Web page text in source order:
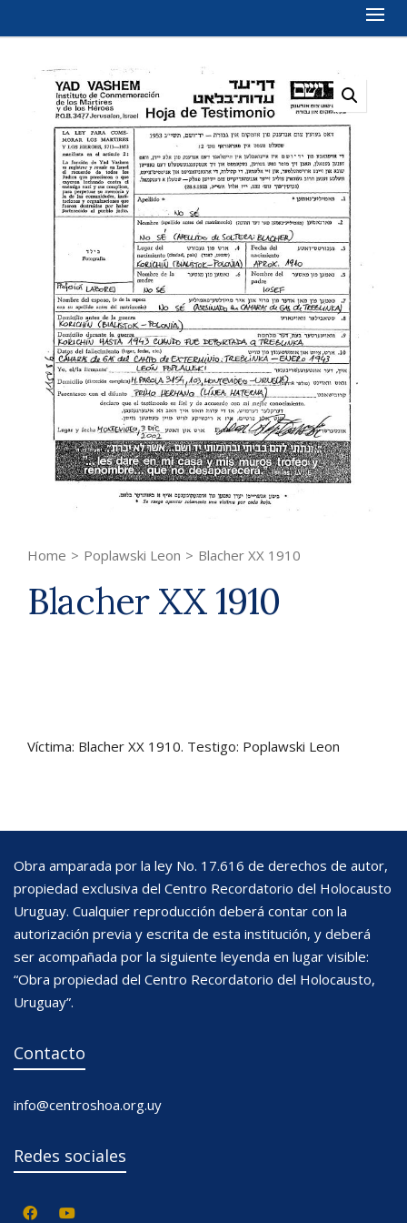
Home > Poplawski Leon > Blacher XX 1910
Blacher XX 1910
Víctima: Blacher XX 1910. Testigo: Poplawski Leon
Obra amparada por la ley No. 17.616 de derechos de autor,
propiedad exclusiva del Centro Recordatorio del Holocausto
Uruguay. Cualquier reproducción deberá contar con la
autorización previa y escrita de esta institución, y deberá
ser acompañada por la siguiente leyenda en lugar visible:
“Obra propiedad del Centro Recordatorio del Holocausto,
Uruguay”.
Contacto
info@centroshoa.org.uy
Redes sociales